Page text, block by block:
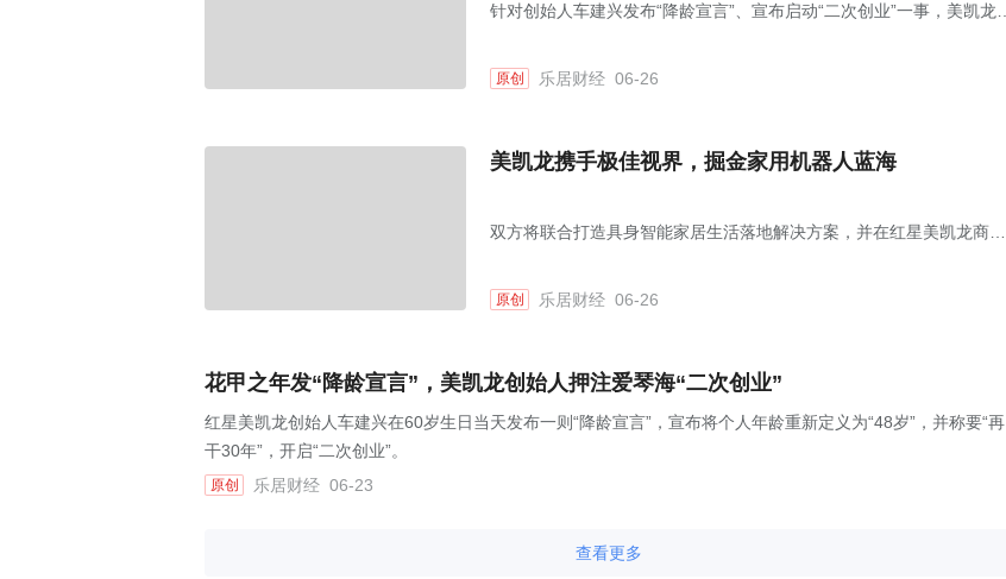
针对创始人车建兴发布“降龄宣言”、宣布启动“二次创业”一事，美凯龙
股在业务、资产、财务、人员、机构等方面均保持完全独立。
原创 乐居财经 06-26
美凯龙携手极佳视界，掘金家用机器人蓝海
双方将联合打造具身智能家居生活落地解决方案，并在红星美凯龙商场
原创 乐居财经 06-26
花甲之年发“降龄宣言”，美凯龙创始人押注爱琴海“二次创业”
红星美凯龙创始人车建兴在60岁生日当天发布一则“降龄宣言”，宣布将个人年龄重新定义为“48岁”，并称要“再
干30年”，开启“二次创业”。
原创 乐居财经 06-23
查看更多